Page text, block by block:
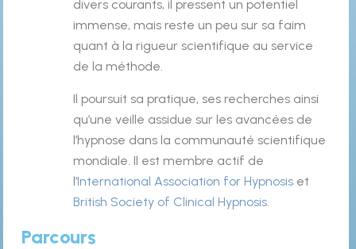
divers courants, il pressent un potentiel
immense, mais reste un peu sur sa faim
quant à la rigueur scientifique au service
de la méthode.
Il poursuit sa pratique, ses recherches ainsi
qu’une veille assidue sur les avancées de
l’hypnose dans la communauté scientifique
mondiale. Il est membre actif de
l’International Association for Hypnosiset
British Society of Clinical Hypnosis.
Parcours